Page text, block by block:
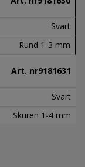
Svart
Rund 1-3 mm
Art. nr9181631
Svart
Skuren 1-4 mm